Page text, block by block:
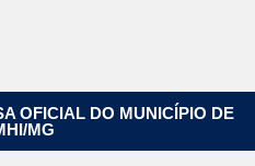
OFICIAL DO MUNICÍPIO DE
MG